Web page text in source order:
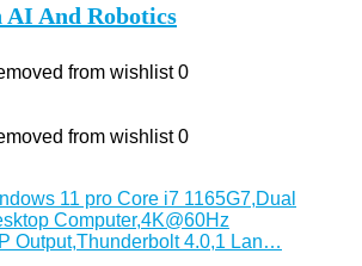
And Robotics
from wishlist 0
from wishlist 0